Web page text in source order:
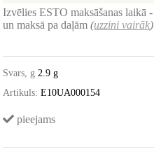
Izvēlies ESTO maksāšanas laikā -
un maksā pa daļām(uzzini vairāk)
Svars, g 2.9 g
Artikuls: E10UA000154
pieejams